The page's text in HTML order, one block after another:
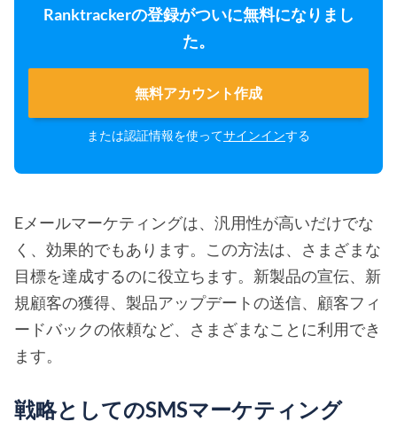
Ranktrackerの登録がついに無料になりまし
た。
無料アカウント作成
または認証情報を使ってサインインする
Eメールマーケティングは、汎用性が高いだけでな
く、効果的でもあります。この方法は、さまざまな
目標を達成するのに役立ちます。新製品の宣伝、新
規顧客の獲得、製品アップデートの送信、顧客フィ
ードバックの依頼など、さまざまなことに利用でき
ます。
戦略としてのSMSマーケティング